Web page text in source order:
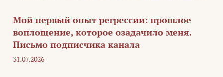
Мой первый опыт регрессии: прошлое
воплощение, которое озадачило меня.
Письмо подписчика канала
31.07.2026